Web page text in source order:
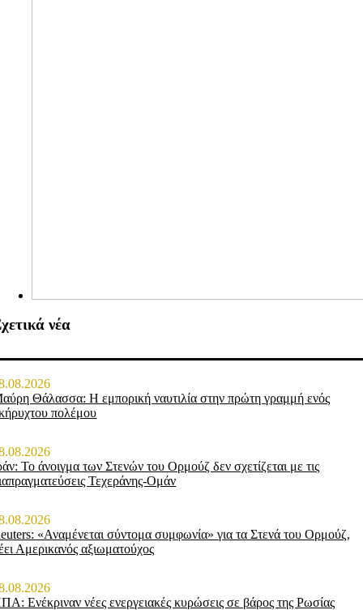
νέα
Θάλασσα: Η εμπορική ναυτιλία στην πρώτη γραμμή ενός
πολέμου
Το άνοιγμα των Στενών του Ορμούζ δεν σχετίζεται με τις
Τεχεράνης-Ομάν
«Αναμένεται σύντομα συμφωνία» για τα Στενά του Ορμούζ,
Αμερικανός αξιωματούχος
Ενέκριναν νέες ενεργειακές κυρώσεις σε βάρος της Ρωσίας